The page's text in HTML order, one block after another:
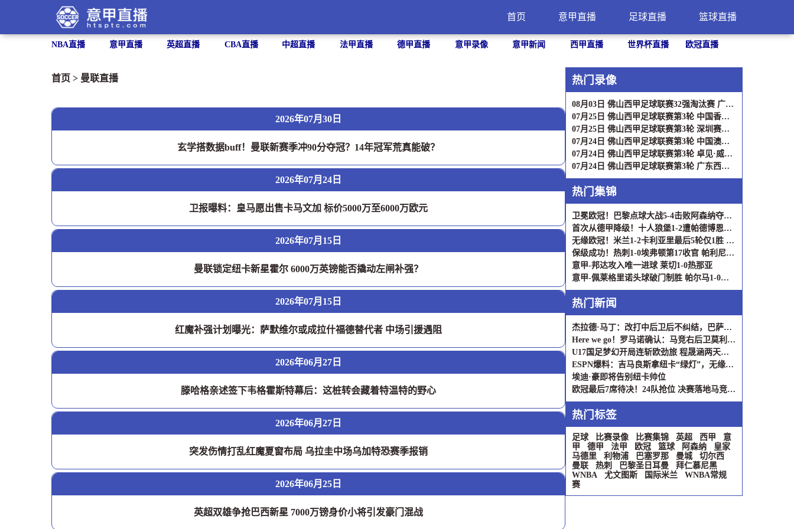
首页 意甲直播 足球直播 篮球直播
NBA直播 意甲直播 英超直播 CBA直播 中超直播 法甲直播 德甲直播 意甲录像 意甲新闻 西甲直播 世界杯直播 欧冠直播
首页 > 曼联直播
2026年07月30日
玄学搭数据buff！曼联新赛季冲90分夺冠？14年冠军荒真能破？
2026年07月24日
卫报曝料：皇马愿出售卡马文加 标价5000万至6000万欧元
2026年07月15日
曼联锁定纽卡新星霍尔 6000万英镑能否撬动左闸补强？
2026年07月15日
红魔补强计划曝光：萨默维尔或成拉什福德替代者 中场引援遇阻
2026年06月27日
滕哈格亲述签下韦格霍斯特幕后：这桩转会藏着特温特的野心
2026年06月27日
突发伤情打乱红魔夏窗布局 乌拉圭中场乌加特恐赛季报销
2026年06月25日
英超双雄争抢巴西新星 7000万镑身价小将引发豪门混战
热门录像
08月03日 佛山西甲足球联赛32强淘汰赛 广东客家青年 VS 广州英华思力U17 全场录像
07月25日 佛山西甲足球联赛第3轮 中国香港横市樱花 VS 吉图省实青年 全场录像
07月25日 佛山西甲足球联赛第3轮 深圳赛卓 VS 广东凤铝 全场录像
07月24日 佛山西甲足球联赛第3轮 中国澳门澳科精英 VS 藝品高國際 全场录像
07月24日 佛山西甲足球联赛第3轮 卓见·威友 VS 美的薪火 全场录像
07月24日 佛山西甲足球联赛第3轮 广东西南建设 VS 云东海街道 全场录像
热门集锦
卫冕欧冠！巴黎点球大战5-4击败阿森纳夺冠 加布里埃尔、埃泽失点
首次从德甲降级！十人狼堡1-2遭帕德博恩逆转 库尔达加时赛制胜
无缘欧冠！米兰1-2卡利亚里最后5轮仅1胜 萨勒马科尔斯闪击难救主
保级成功！热刺1-0埃弗顿第17收官 帕利尼亚制胜热刺近6轮仅1负
意甲-邦达攻入唯一进球 莱切1-0热那亚
意甲-佩莱格里诺头球破门制胜 帕尔马1-0萨索洛
热门新闻
杰拉德·马丁：改打中后卫后不纠结，巴萨后卫要求真的高
Here we go！罗马诺确认：马竞右后卫莫利纳加盟罗马，转会总价1800万欧元
U17国足梦幻开局连斩欧劲旅 程晟涵两天两球头锤破阿森纳毕巴
ESPN爆料：吉马良斯拿纽卡“绿灯”，无缘欧冠就能走？
埃迪·豪即将告别纽卡帅位
欧冠最后7席待决！24队抢位 决赛落地马竞主场 利物浦曾在此登顶
热门标签
足球 比赛录像 比赛集锦 英超 西甲
意
甲
德甲 法甲 欧冠 篮球 阿森纳
皇家
马德里
利物浦 巴塞罗那 曼城
切尔西
曼联
热刺 巴黎圣日耳曼
拜仁慕尼黑
WNBA
尤文图斯 国际米兰
WNBA常规
赛